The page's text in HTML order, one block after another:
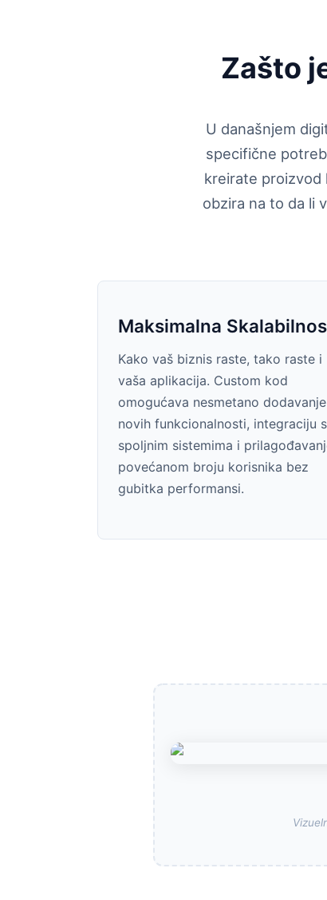
Zašto
U današnjem
specifične
kreirate proizvod
obzira na to da li
Maksimalna
Kako vaš biznis raste, tako raste i
vaša aplikacija. Custom kod
omogućava nesmetano dodavanje
novih funkcionalnosti, integraciju
spoljnim sistemima i
povećanom broju korisnika bez
gubitka performansi.